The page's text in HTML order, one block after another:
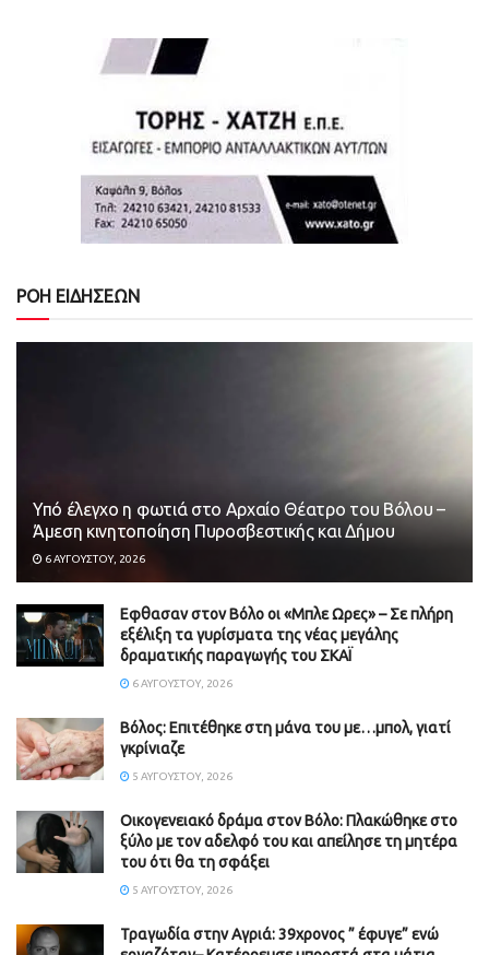
ΡΟΗ ΕΙΔΗΣΕΩΝ
Υπό έλεγχο η φωτιά στο Αρχαίο Θέατρο του Βόλου –
Άμεση κινητοποίηση Πυροσβεστικής και Δήμου
6 ΑΥΓΟΎΣΤΟΥ, 2026
Εφθασαν στον Βόλο οι «Μπλε Ωρες» – Σε πλήρη
εξέλιξη τα γυρίσματα της νέας μεγάλης
δραματικής παραγωγής του ΣΚΑΪ
6 ΑΥΓΟΎΣΤΟΥ, 2026
Βόλος: Επιτέθηκε στη μάνα του με…μπολ, γιατί
γκρίνιαζε
5 ΑΥΓΟΎΣΤΟΥ, 2026
Οικογενειακό δράμα στον Βόλο: Πλακώθηκε στο
ξύλο με τον αδελφό του και απείλησε τη μητέρα
του ότι θα τη σφάξει
5 ΑΥΓΟΎΣΤΟΥ, 2026
Τραγωδία στην Αγριά: 39χρονος ” έφυγε” ενώ